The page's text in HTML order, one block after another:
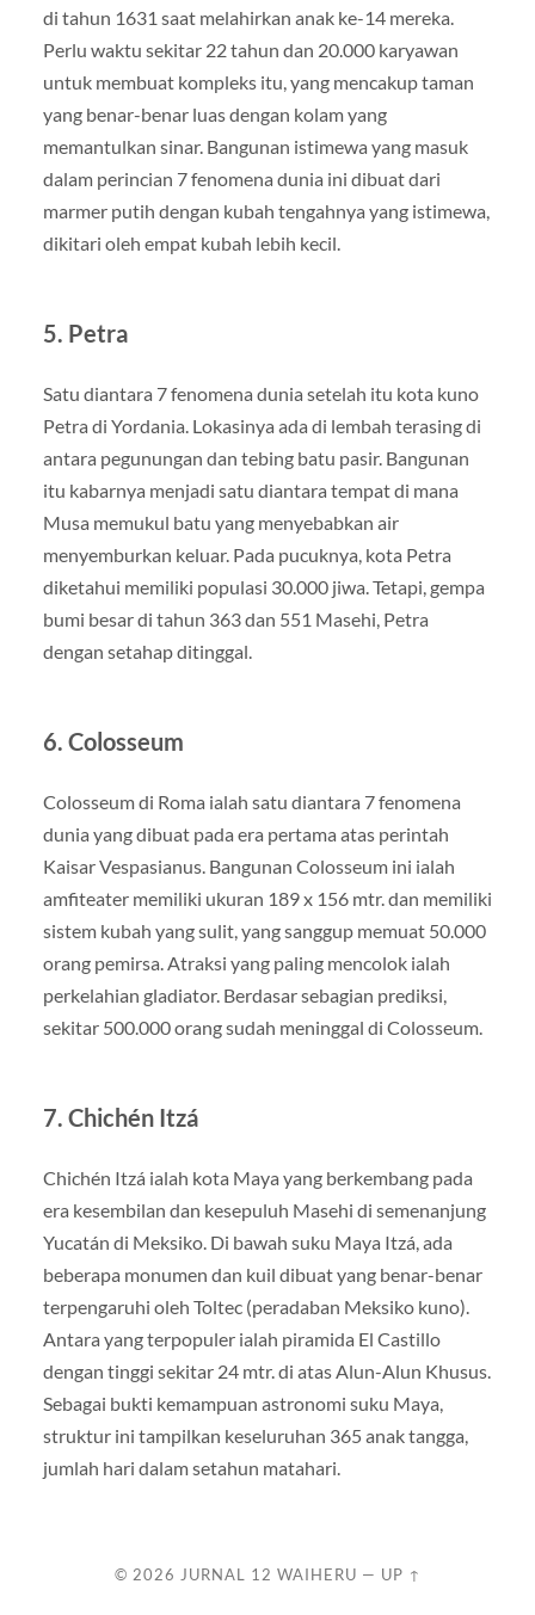
di tahun 1631 saat melahirkan anak ke-14 mereka.
Perlu waktu sekitar 22 tahun dan 20.000 karyawan
untuk membuat kompleks itu, yang mencakup taman
yang benar-benar luas dengan kolam yang
memantulkan sinar. Bangunan istimewa yang masuk
dalam perincian 7 fenomena dunia ini dibuat dari
marmer putih dengan kubah tengahnya yang istimewa,
dikitari oleh empat kubah lebih kecil.
5. Petra
Satu diantara 7 fenomena dunia setelah itu kota kuno
Petra di Yordania. Lokasinya ada di lembah terasing di
antara pegunungan dan tebing batu pasir. Bangunan
itu kabarnya menjadi satu diantara tempat di mana
Musa memukul batu yang menyebabkan air
menyemburkan keluar. Pada pucuknya, kota Petra
diketahui memiliki populasi 30.000 jiwa. Tetapi, gempa
bumi besar di tahun 363 dan 551 Masehi, Petra
dengan setahap ditinggal.
6. Colosseum
Colosseum di Roma ialah satu diantara 7 fenomena
dunia yang dibuat pada era pertama atas perintah
Kaisar Vespasianus. Bangunan Colosseum ini ialah
amfiteater memiliki ukuran 189 x 156 mtr. dan memiliki
sistem kubah yang sulit, yang sanggup memuat 50.000
orang pemirsa. Atraksi yang paling mencolok ialah
perkelahian gladiator. Berdasar sebagian prediksi,
sekitar 500.000 orang sudah meninggal di Colosseum.
7. Chichén Itzá
Chichén Itzá ialah kota Maya yang berkembang pada
era kesembilan dan kesepuluh Masehi di semenanjung
Yucatán di Meksiko. Di bawah suku Maya Itzá, ada
beberapa monumen dan kuil dibuat yang benar-benar
terpengaruhi oleh Toltec (peradaban Meksiko kuno).
Antara yang terpopuler ialah piramida El Castillo
dengan tinggi sekitar 24 mtr. di atas Alun-Alun Khusus.
Sebagai bukti kemampuan astronomi suku Maya,
struktur ini tampilkan keseluruhan 365 anak tangga,
jumlah hari dalam setahun matahari.
© 2026 JURNAL 12 WAIHERU — UP ↑